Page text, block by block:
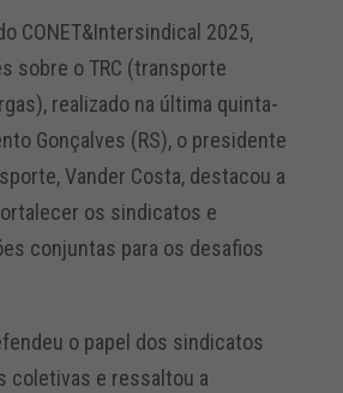
CONET&Intersindical 2025,
sobre o TRC (transporte
realizado na última quinta-
Gonçalves (RS), o presidente
Vander Costa, destacou a
os sindicatos e
conjuntas para os desafios
o papel dos sindicatos
coletivas e ressaltou a